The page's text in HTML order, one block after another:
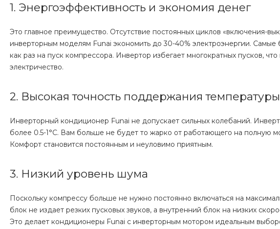
1. Энергоэффективность и экономия денег
Это главное преимущество. Отсутствие постоянных циклов «включения-
инверторным моделям Funai экономить до 30-40% электроэнергии.
как раз на пуск компрессора. Инвертор избегает многократных пусков,
электричество.
2. Высокая точность поддержания температуры
Инверторный кондиционер Funai не допускает сильных колебаний.
более 0.5-1°C. Вам больше не будет то жарко от работающего на полную
Комфорт становится постоянным и неуловимо приятным.
3. Низкий уровень шума
Поскольку компрессу больше не нужно постоянно включаться на
блок не издает резких пусковых звуков, а внутренний блок на низких
Это делает кондиционеры Funai с инверторным мотором идеальным